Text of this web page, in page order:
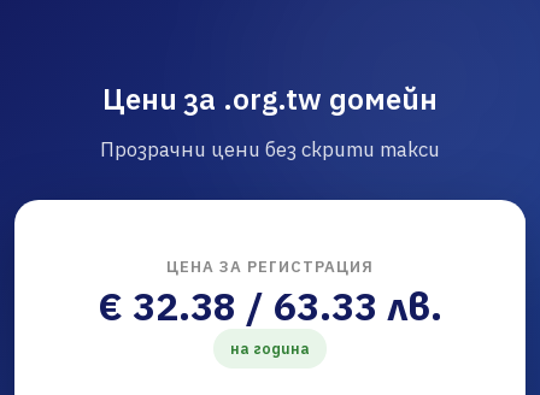
Цени за .org.tw домейн
Прозрачни цени без скрити такси
ЦЕНА ЗА РЕГИСТРАЦИЯ
€ 32.38 / 63.33 лв.
на година